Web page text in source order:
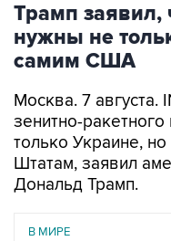
Трамп заявил,
нужны не
самим США
Москва. 7 августа.
зенитно-
только Украине,
Штатам, заявил
Дональд Трамп.
В МИРЕ